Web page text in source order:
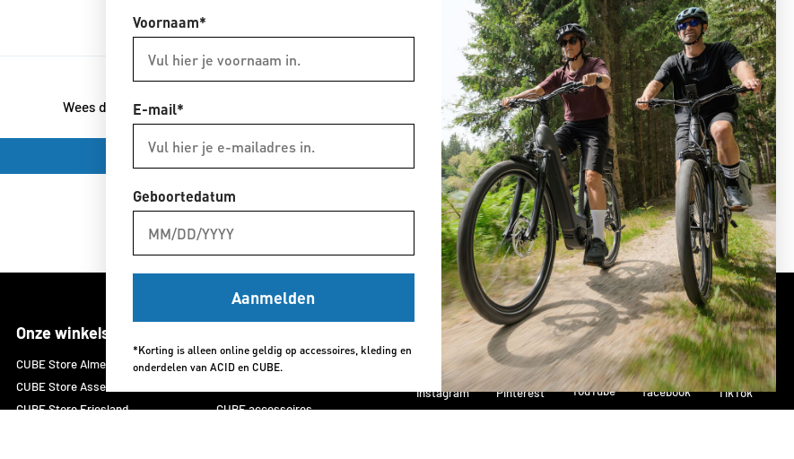
Wees de eerste om een review te schrijven
Schrijf een review
Onze winkels
CUBE Store Almelo
CUBE Store Assen
CUBE Store Friesland
CUBE E-bikes
CUBE accessoires
Volg ons op social media
Instagram Pinterest YouTube facebook TikTok
Voornaam*
E-mail*
Geboortedatum
Aanmelden
*Korting is alleen online geldig op accessoires, kleding en
onderdelen van ACID en CUBE.